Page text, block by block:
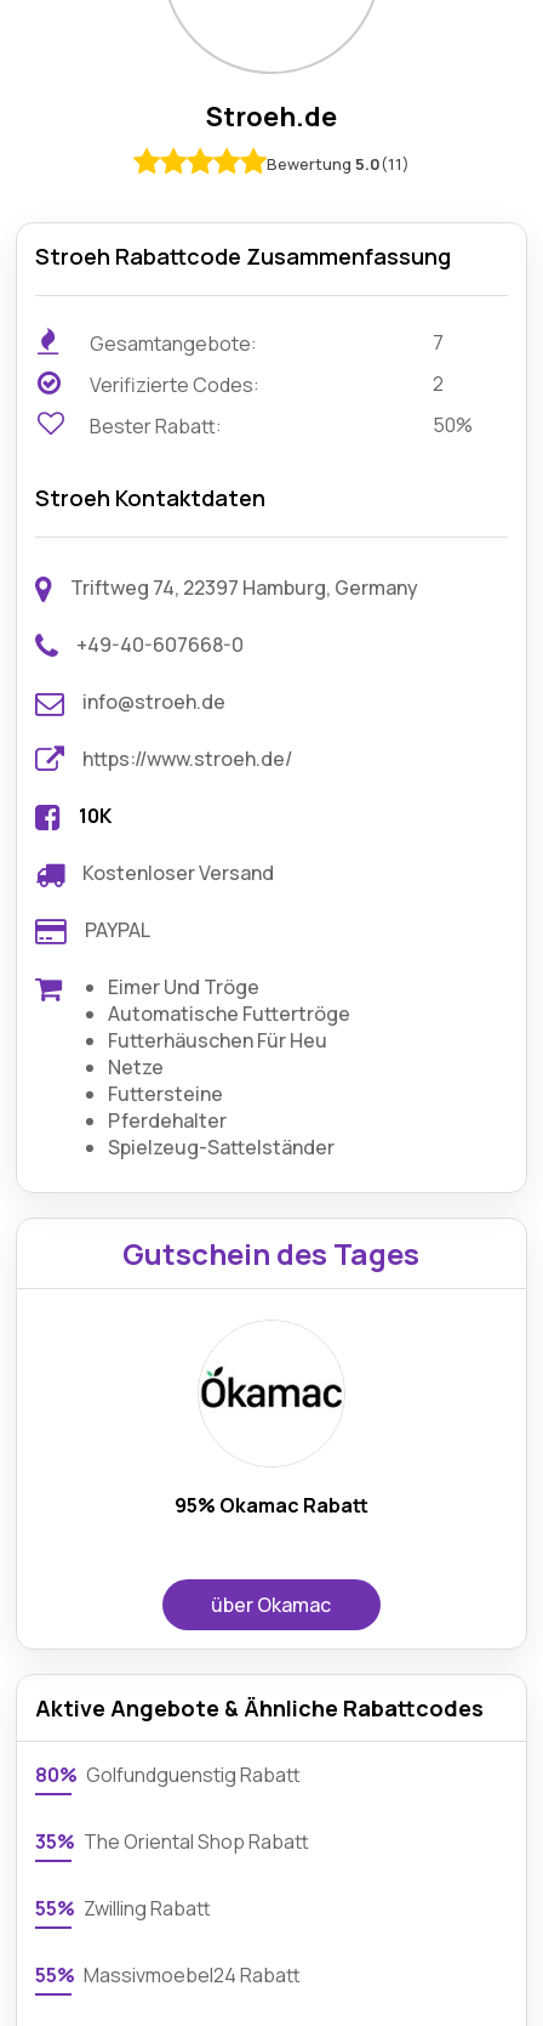
Stroeh.de
Bewertung 5.0(11)
Stroeh Rabattcode Zusammenfassung
Gesamtangebote:
7
Verifizierte Codes:
2
Bester Rabatt:
50%
Stroeh Kontaktdaten
Triftweg 74, 22397 Hamburg, Germany
+49-40-607668-0
info@stroeh.de
https://www.stroeh.de/
10K
Kostenloser Versand
PAYPAL
Eimer Und Tröge
Automatische Futtertröge
Futterhäuschen Für Heu
Netze
Futtersteine
Pferdehalter
Spielzeug-Sattelständer
Gutschein des Tages
95% Okamac Rabatt
über Okamac
Aktive Angebote & Ähnliche Rabattcodes
80% Golfundguenstig Rabatt
35% The Oriental Shop Rabatt
55% Zwilling Rabatt
55% Massivmoebel24 Rabatt